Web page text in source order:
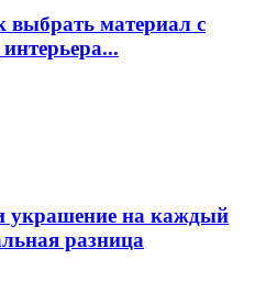
выбрать материал с
украшение на каждый
разница